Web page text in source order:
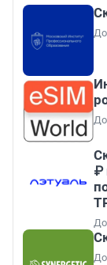
До
До
₽
До
До